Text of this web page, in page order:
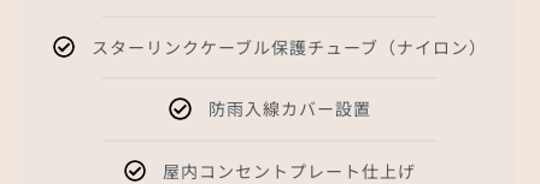
スターリンクケーブル保護チューブ（ナイロン）
防雨入線カバー設置
屋内コンセントプレート仕上げ